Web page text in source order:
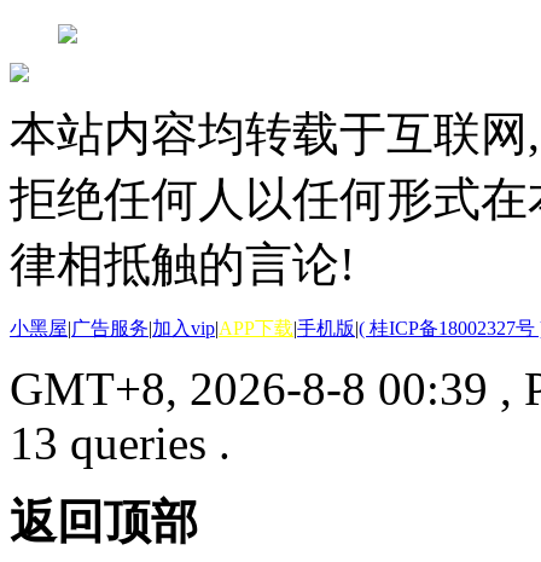
本站内容均转载于互联
拒绝任何人以任何形式
律相抵触的言论!
小黑屋|广告服务|加入vip|APP下载|手机版|( 桂ICP备18002327号
GMT+8, 2026-8-8 00:39 ,
13 queries .
返回顶部